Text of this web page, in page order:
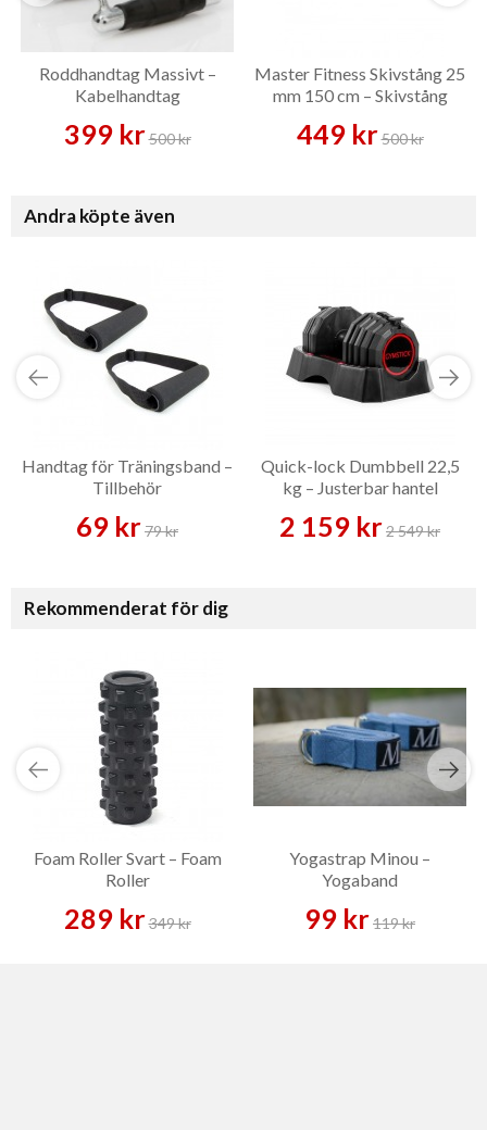
Roddhandtag Massivt –
Kabelhandtag
399 kr500 kr
Master Fitness Skivstång 25
mm 150 cm – Skivstång
449 kr500 kr
Andra köpte även
Handtag för Träningsband –
Tillbehör
69 kr79 kr
Quick-lock Dumbbell 22,5
kg – Justerbar hantel
2 159 kr2 549 kr
Rekommenderat för dig
Foam Roller Svart – Foam
Roller
289 kr349 kr
Yogastrap Minou –
Yogaband
99 kr119 kr